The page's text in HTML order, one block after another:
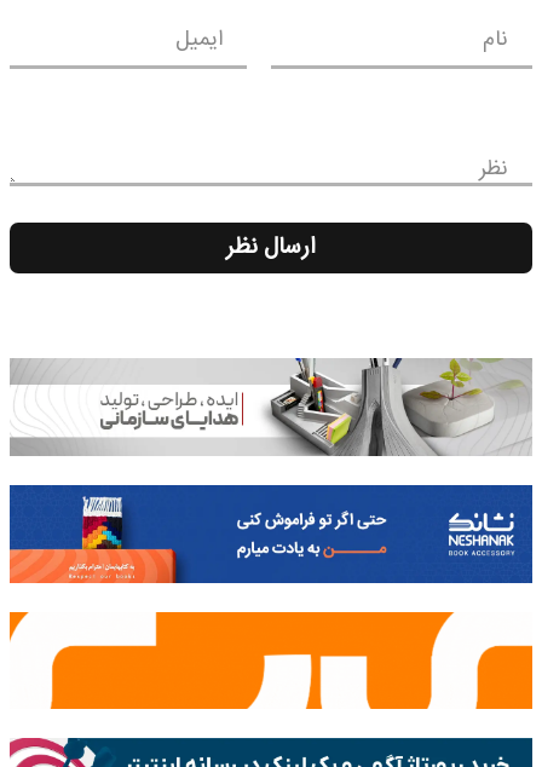
نام ایمیل
نظر
ارسال نظر